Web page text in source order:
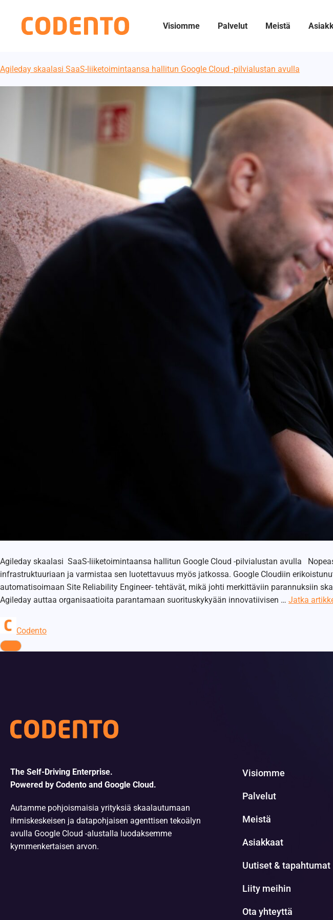
Visiomme Palvelut Meistä
Agileday skaalasi SaaS-liiketoimintaansa hallitun Google Cloud -pilvialustan avulla
Agileday skaalasi SaaS-liiketoimintaansa hallitun Google Cloud -pilvialustan avulla
infrastruktuuriaan ja varmistaa sen luotettavuus myös jatkossa. Google Cloudiin
automatisoimaan Site Reliability Engineer- tehtävät, mikä johti merkittäviin parannuksiin
Agileday auttaa organisaatioita parantamaan suorituskykyään innovatiivisen … Jatka
Codento
The Self-Driving Enterprise.
Powered by Codento and Google Cloud.
Autamme pohjoismaisia yrityksiä skaalautumaan
ihmiskeskeisen ja datapohjaisen agenttisen tekoälyn
avulla Google Cloud -alustalla luodaksemme
kymmenkertaisen arvon.
Visiomme
Palvelut
Meistä
Asiakkaat
Uutiset & tapahtumat
Liity meihin
Ota yhteyttä